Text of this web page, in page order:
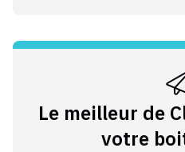
Le meilleur de
votre